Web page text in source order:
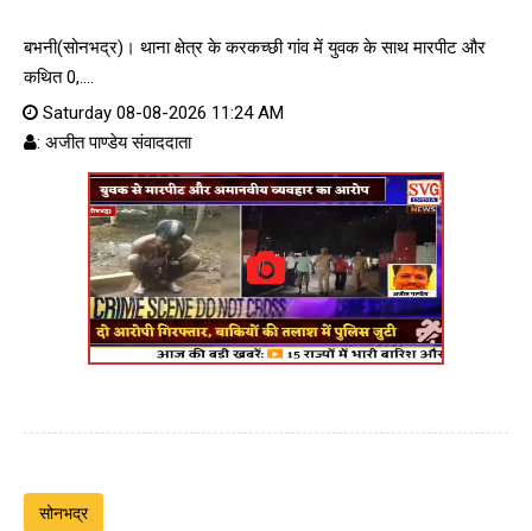
बभनी(सोनभद्र)। थाना क्षेत्र के करकच्छी गांव में युवक के साथ मारपीट और
कथित 0,....
Saturday 08-08-2026 11:24 AM
: अजीत पाण्डेय संवाददाता
सोनभद्र